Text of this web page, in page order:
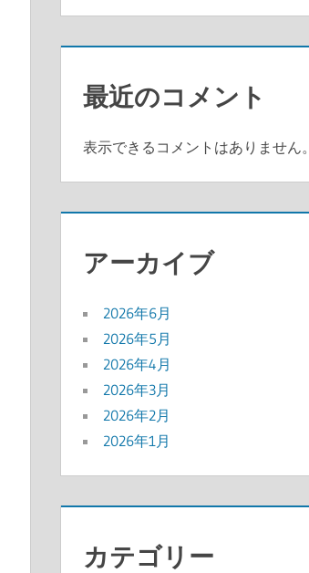
最近のコメント
表示できるコメントはありません。
アーカイブ
2026年6月
2026年5月
2026年4月
2026年3月
2026年2月
2026年1月
カテゴリー